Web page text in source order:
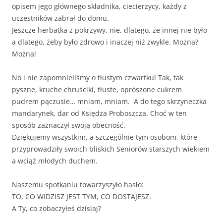
opisem jego głównego składnika, ciecierzycy, każdy z
uczestników zabrał do domu.
Jeszcze herbatka z pokrzywy, nie, dlatego, że innej nie było
a dlatego, żeby było zdrowo i inaczej niż zwykle. Można?
Można!
No i nie zapomnieliśmy o tłustym czwartku! Tak, tak
pyszne, kruche chruściki, tłuste, oprószone cukrem
pudrem pączusie… mniam, mniam. A do tego skrzyneczka
mandarynek, dar od Księdza Proboszcza. Choć w ten
sposób zaznaczył swoją obecność.
Dziękujemy wszystkim, a szczególnie tym osobom, które
przyprowadziły swoich bliskich Seniorów starszych wiekiem
a wciąż młodych duchem.
Naszemu spotkaniu towarzyszyło hasło:
TO, CO WIDZISZ JEST TYM, CO DOSTAJESZ.
A Ty, co zobaczyłeś dzisiaj?